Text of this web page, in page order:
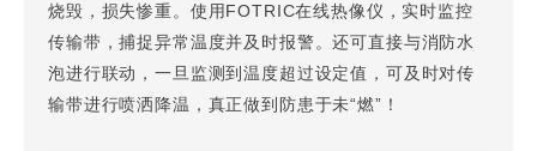
烧毁，损失惨重。使用FOTRIC在线热像仪，实时监控
传输带，捕捉异常温度并及时报警。还可直接与消防水
泡进行联动，一旦监测到温度超过设定值，可及时对传
输带进行喷洒降温，真正做到防患于未“燃”！